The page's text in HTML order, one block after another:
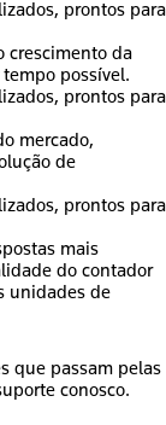
crescimento da
possível.
mercado,
de
mais
do contador
unidades de
que passam pelas
conosco.